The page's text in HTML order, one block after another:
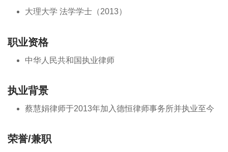
大理大学 法学学士（2013）
职业资格
中华人民共和国执业律师
执业背景
蔡慧娟律师于2013年加入德恒律师事务所并执业至今
荣誉/兼职